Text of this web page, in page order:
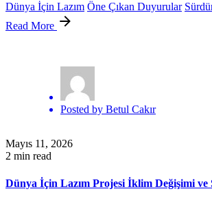
Dünya İçin Lazım Öne Çıkan Duyurular
Read More
Posted by Betul Cakır
Mayıs 11, 2026
2 min read
Dünya İçin Lazım Projesi İklim Değişimi